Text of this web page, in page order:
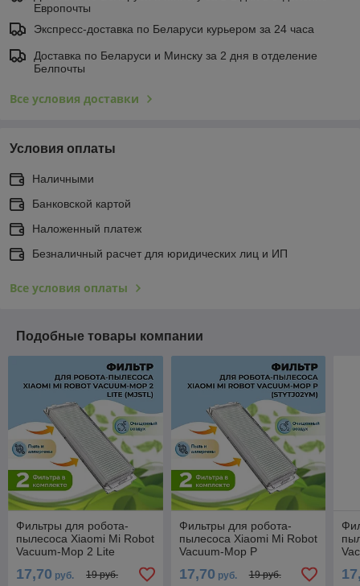
Европочты
Экспресс-доставка по Беларуси курьером за 24 часа
Доставка по Беларуси и Минску за 2 дня в отделение
Белпочты
Все условия доставки
Условия оплаты
Наличными
Банковской картой
Наложенный платеж
Безналичный расчет для юридических лиц и ИП
Все условия оплаты
Подобные товары компании
Фильтры для робота-
пылесоса Xiaomi Mi Robot
Vacuum-Mop 2 Lite
(MJSTL), 2 штуки 558125
17,70 руб. 19 руб.
Фильтры для робота-
пылесоса Xiaomi Mi Robot
Vacuum-Mop P
558128
17,70 руб. 19 руб.